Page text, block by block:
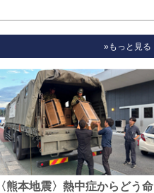
»もっと見る
〈熊本地震〉熱中症からどう命